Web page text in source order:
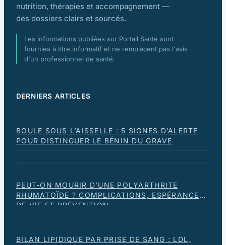
nutrition, thérapies et accompagnement —
des dossiers clairs et sourcés.
Les informations publiées sur Portail Santé sont
fournies à titre informatif et ne remplacent pas l'avis
d'un professionnel de santé.
DERNIERS ARTICLES
BOULE SOUS L’AISSELLE : 5 SIGNES D’ALERTE
POUR DISTINGUER LE BÉNIN DU GRAVE
PEUT-ON MOURIR D’UNE POLYARTHRITE
RHUMATOÏDE ? COMPLICATIONS, ESPÉRANCE
DE VIE ET PRÉVENTION
BILAN LIPIDIQUE PAR PRISE DE SANG : LDL,